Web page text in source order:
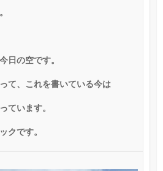
日の空です。
て、これを書いている今は
ています。
クです。